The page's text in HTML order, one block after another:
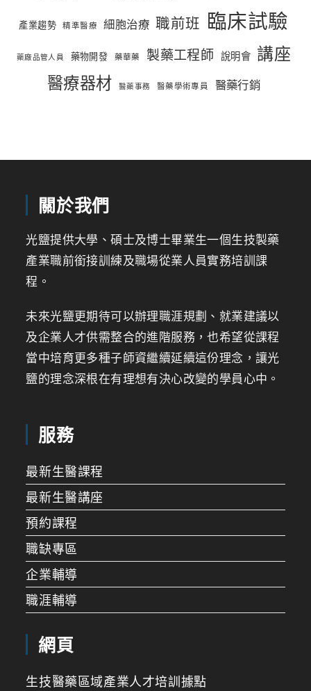
產業趨勢 精準醫療 細胞治療 職前班 臨床試驗
藥廠品管人員 藥物開發 藥華藥 製藥工程師 說明會 講座
醫療器材 醫藥事務 醫藥學術專員 醫藥行銷
關於我們
光鹽提供大學、碩士及博士畢業生一個生技製藥
產業職前銜接訓練及職場從業人員實務培訓課
程。
未來光鹽更期待可以辦理職涯規劃、就業建議以
及企業人才供需整合的進階服務，也希望從課程
當中培育更多種子師資繼續延續這份理念，讓光
鹽的理念深根在有理想有決心改變的學員心中。
服務
最新生醫課程
最新生醫講座
預約課程
職缺專區
企業輔導
職涯輔導
網頁
生技醫藥區域產業人才培訓據點